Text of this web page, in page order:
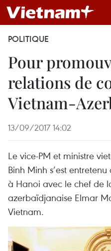
POLITIQUE
Pour
relations de
Vietnam-
13/09/2017 14:02
Le vice-PM et ministre
Binh Minh s’est
à Hanoi avec le chef de
azerbaïdjanaise Elmar
Vietnam.